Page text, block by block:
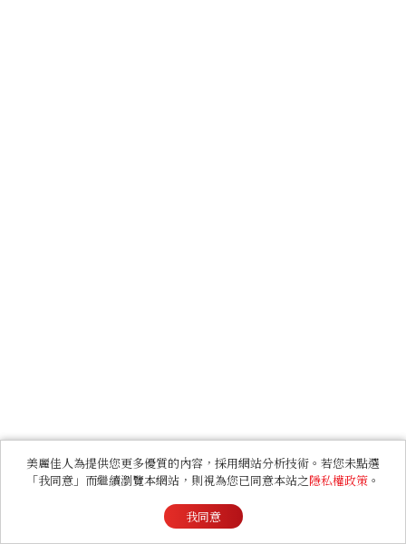
美麗佳人為提供您更多優質的內容，採用網站分析技術。若您未點選
「我同意」而繼續瀏覽本網站，則視為您已同意本站之隱私權政策 。
我同意